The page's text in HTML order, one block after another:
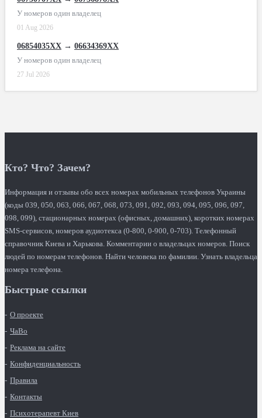
У номеров один владелец
01 Aug 2026
06854035XX → 06634369XX
У номеров один владелец
27 Jul 2026
Кто? Что? Зачем?
Информация и отзывы обо всех номерах мобильных телефонов Украины
(коды 039, 050, 063, 066, 067, 068, 073, 091, 092, 093, 094, 095, 096, 097,
098, 099), стационарных номерах (офисных, домашних), коротких номерах
SMS-сервисов, номеров аудиотекса (0-800, 0-900, 0-703). Телефонный
справочник Киева и Харькова. Комментарии о владельцах номеров. Поиск
людей по номерам телефонов. Найти человека по фамилии. Узнать владельца
номера телефона.
Быстрые ссылки
О проекте
ЧаВо
Реклама на сайте
Конфиденциальность
Правила
Контакты
Психотерапевт Киев